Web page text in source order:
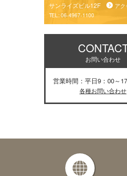
サンライズビル12F
アク
TEL : 06-4967-1100
お問い合わせ
営業時間：平日9：00～
各種お問い合わせ